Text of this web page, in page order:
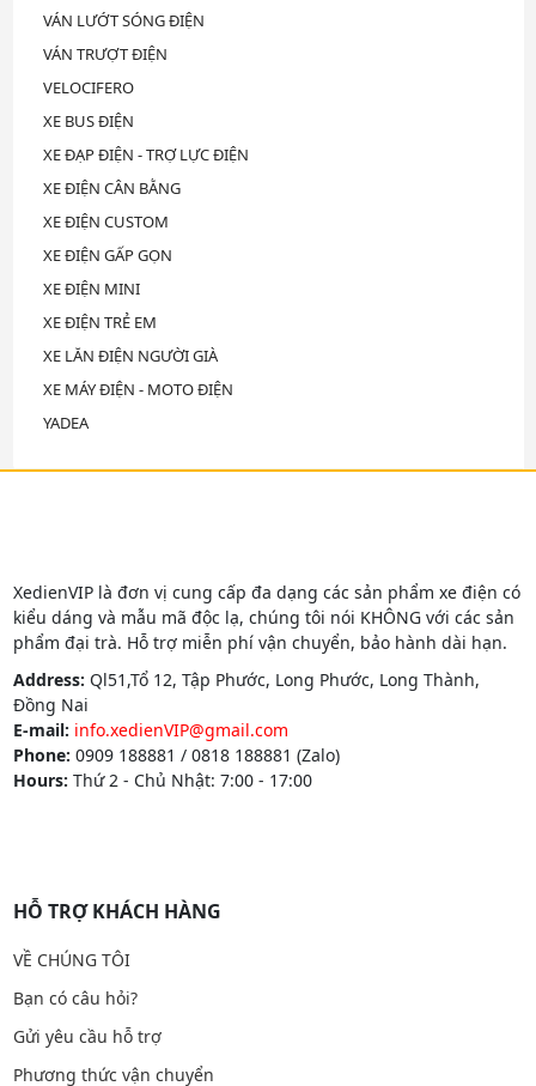
VÁN LƯỚT SÓNG ĐIỆN
VÁN TRƯỢT ĐIỆN
VELOCIFERO
XE BUS ĐIỆN
XE ĐẠP ĐIỆN - TRỢ LỰC ĐIỆN
XE ĐIỆN CÂN BẰNG
XE ĐIỆN CUSTOM
XE ĐIỆN GẤP GỌN
XE ĐIỆN MINI
XE ĐIỆN TRẺ EM
XE LĂN ĐIỆN NGƯỜI GIÀ
XE MÁY ĐIỆN - MOTO ĐIỆN
YADEA
XedienVIP là đơn vị cung cấp đa dạng các sản phẩm xe điện có
kiểu dáng và mẫu mã độc lạ, chúng tôi nói KHÔNG với các sản
phẩm đại trà. Hỗ trợ miễn phí vận chuyển, bảo hành dài hạn.
Address: Ql51,Tổ 12, Tập Phước, Long Phước, Long Thành,
Đồng Nai
E-mail: info.xedienVIP@gmail.com
Phone: 0909 188881 / 0818 188881 (Zalo)
Hours: Thứ 2 - Chủ Nhật: 7:00 - 17:00
HỖ TRỢ KHÁCH HÀNG
VỀ CHÚNG TÔI
Bạn có câu hỏi?
Gửi yêu cầu hỗ trợ
Phương thức vận chuyển